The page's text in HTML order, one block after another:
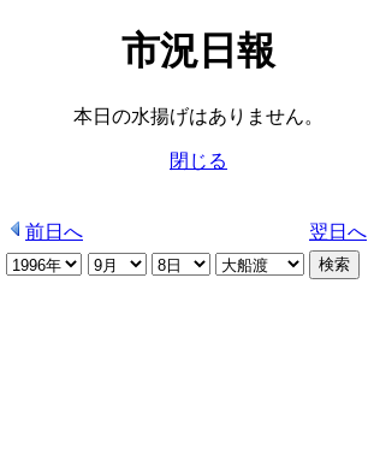
市況日報
本日の水揚げはありません。
閉じる
前日へ 翌日へ
検索